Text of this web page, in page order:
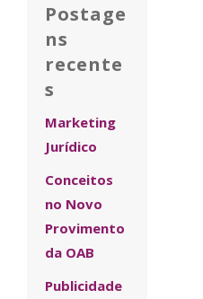
Postage
ns
recente
s
Marketing
Jurídico
Conceitos
no Novo
Provimento
da OAB
Publicidade